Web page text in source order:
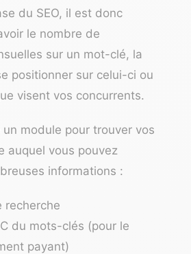
du SEO, il est donc
le nombre de
sur un mot-clé, la
positionner sur celui-ci ou
visent vos concurrents.
module pour trouver vos
auquel vous pouvez
informations :
recherche
du mots-clés (pour le
payant)